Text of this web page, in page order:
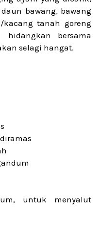
bawang, bawang
kacang tanah goreng
bersama
selagi hangat.
untuk menyalut